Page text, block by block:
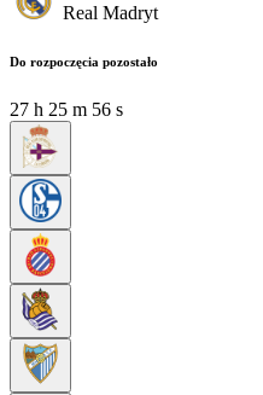
Real Madryt
Do rozpoczęcia pozostało
27 h 25 m 55 s